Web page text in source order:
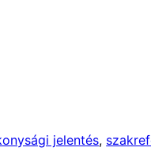
jelentés,